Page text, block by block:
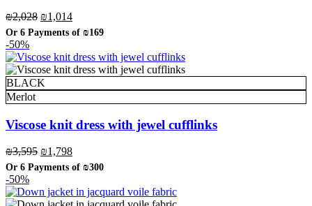
₪2,028 Original
price
was:
₪2,028.
₪1,014Current
price
₪1,014.
Or 6 Payments of ₪169
-50%
BLACK
Merlot
Viscose knit dress with jewel cufflinks
₪3,595 Original
price
was:
₪3,595.
₪1,798Current
price
₪1,798.
Or 6 Payments of ₪300
-50%